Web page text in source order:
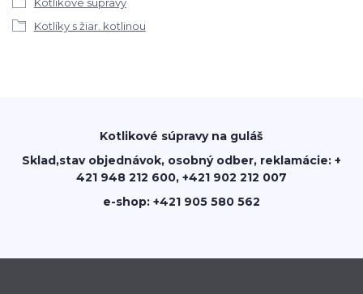
Kotlíky s žiar. kotlinou
Kotlikové súpravy na guláš
Sklad,stav objednávok, osobný odber, reklamácie: +
421 948 212 600, +421 902 212 007
e-shop: +421 905 580 562